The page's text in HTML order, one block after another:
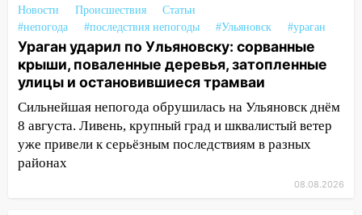
12:17
Ульяновск накрыл крупный град:
после ливня город снова уходит под
воду
12:12 Прокуратура взяла на контроль
ДТП с шестилетним ребёнком на улице
Федерации
12:01 Пьяная женщина сбила
шестилетнего ребёнка на улице
Федерации: возбуждено уголовное дело
Новости Происшествия
Статьи
#непогода
#последствия непогоды #Ульяновск #ураган
Ураган ударил по Ульяновску: сорванные
крыши, поваленные деревья, затопленные
улицы и остановившиеся трамваи
Сильнейшая непогода обрушилась на Ульяновск днём
8 августа. Ливень, крупный град и шквалистый ветер
уже привели к серьёзным последствиям в разных
районах
08.08.2026